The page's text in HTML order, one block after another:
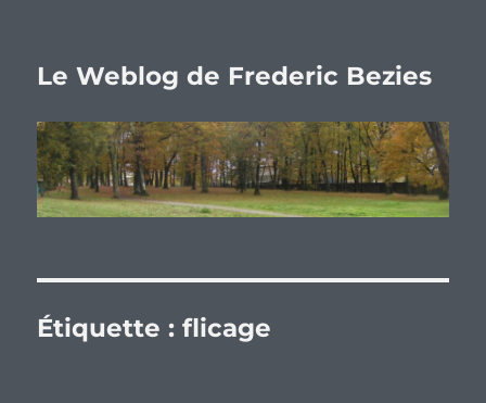
Le Weblog de Frederic Bezies
Étiquette :flicage